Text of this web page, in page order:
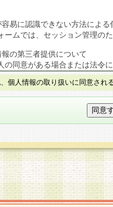
容易に認識できない方法による
ームでは、セッション管理の
の第三者提供について
の同意がある場合または法令
者に提供しません。
報の取り扱いを外部に委託す
を選定して委託を行い、適切
らの求めにより、当社が本件
示・内容の訂正・追加または
、総称して「開示等」といい
に応じる窓口は以下になりま
すく食堂個人情報お客様相談
、個人情報の取り扱いに同意され